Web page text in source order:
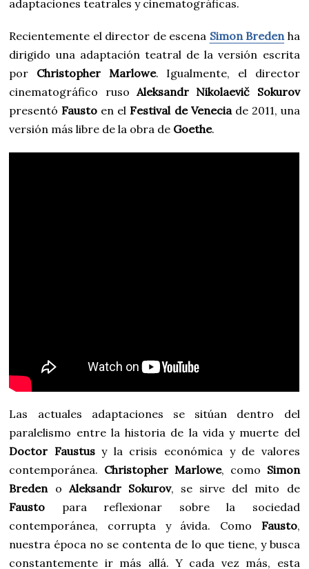
adaptaciones teatrales y cinematográficas.
Recientemente el director de escena Simon Breden ha
dirigido una adaptación teatral de la versión escrita
por Christopher Marlowe. Igualmente, el director
cinematográfico ruso Aleksandr Nikolaevič Sokurov
presentó Fausto en el Festival de Veneciade 2011, una
versión más libre de la obra de Goethe.
Las actuales adaptaciones se sitúan dentro del
paralelismo entre la historia de la vida y muerte del
Doctor Faustusy la crisis económica y de valores
contemporánea. Christopher Marlowe, como Simon
BredenoAleksandr Sokurov, se sirve del mito de
Fausto para reflexionar sobre la sociedad
contemporánea, corrupta y ávida. Como Fausto,
nuestra época no se contenta de lo que tiene, y busca
constantemente ir más allá. Y cada vez más, esta